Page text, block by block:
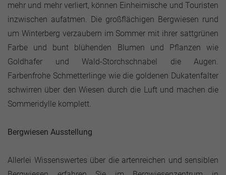
mehr und mehr verliert, können Einheimische und Touristen
inzwischen aufatmen. Die großflächigen Bergwiesen rund
um Winterberg verzaubern im Sommer mit ihrer sattgrünen
Farbe und bunt blühenden Blumen und Pflanzen wie
Goldhafer und Wald-Storchschnabel die Augen.
Farbenfrohe Schmetterlinge wie die goldenen Dukatenfalter
schwirren über den Wiesen durch die Luft und machen die
Sommeridylle komplett.
Bergwiesen Ausstellung
Allerlei Wissenswertes über die artenreichen und sensiblen